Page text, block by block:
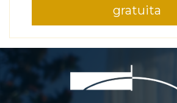
gratuita